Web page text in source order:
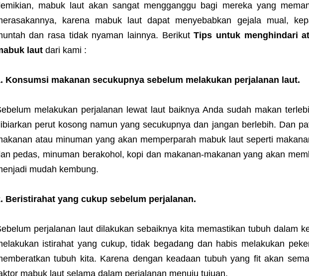
mabuk laut akan sangat mengganggu bagi mereka yang
karena mabuk laut dapat menyebabkan gejala mual,
dan rasa tidak nyaman lainnya. BerikutTips untuk menghindari
lautdari kami :
Konsumsi makanan secukupnya sebelum melakukan perjalanan laut.
melakukan perjalanan lewat laut baiknya Anda sudah makan
perut kosong namun yang secukupnya dan jangan berlebih. Dan
atau minuman yang akan memperparah mabuk laut seperti
pedas, minuman berakohol, kopi dan makanan-makanan yang akan
mudah kembung.
Beristirahat yang cukup sebelum perjalanan.
perjalanan laut dilakukan sebaiknya kita memastikan tubuh dalam
istirahat yang cukup, tidak begadang dan habis melakukan
tubuh kita. Karena dengan keadaan tubuh yang fit akan
mabuk laut selama dalam perjalanan menuju tujuan.